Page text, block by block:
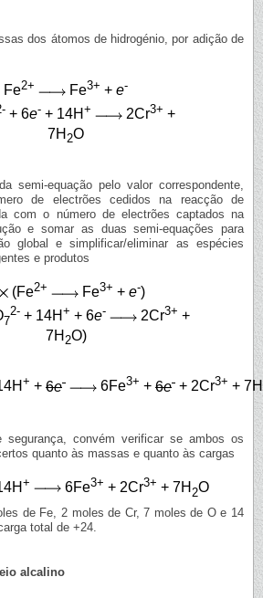
dos átomos de hidrogénio, por adição de
Fe2+ Fe3+ + e-
+ 6e- + 14H + 2Cr3+ +
7H 2O
semi-equação pelo valor correspondente,
de electrões cedidos na reacção de
com o número de electrões captados na
e somar as duas semi-equações para
global e simplificar/eliminar as espécies
e produtos
(Fe2+ Fe3+ + e-)
7
2- + 14H + + 6e- 2Cr3+ +
7H 2O)
+ + 6e- 6Fe3+ + 6e- + 2Cr3+ + 7H
segurança, convém verificar se ambos os
quanto às massas e quanto às cargas
+ 6Fe3+ + 2Cr3+ + 7H 2O
de Fe, 2 moles de Cr, 7 moles de O e 14
total de +24.
alcalino